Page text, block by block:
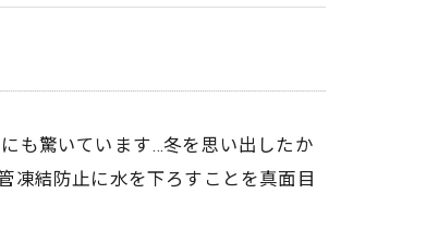
も驚いています…冬を思い出したか
凍結防止に水を下ろすことを真面目